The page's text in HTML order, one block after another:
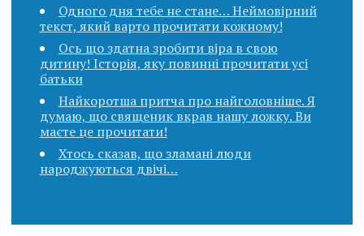
Одного дня тебе не стане… Неймовірний
текст, який варто прочитати кожному!
Ось що здатна зробити віра в свою
дитину! Історія, яку повинні прочитати усі
батьки
Найкоротша притча про найголовніше. Я
думаю, що священик вкpав нашу ложку. Ви
маєте це прочитати!
Хтось сказав, що зламані люди
народжуються двічі…